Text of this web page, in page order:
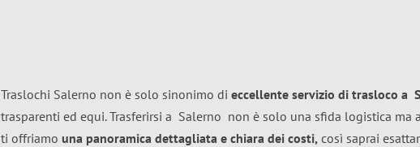
Traslochi Salerno non è solo sinonimo di eccellente servizio di trasloco a
trasparenti ed equi. Trasferirsi a Salerno non è solo una sfida logistica ma
ti offriamo una panoramica dettagliata e chiara dei costi, così saprai